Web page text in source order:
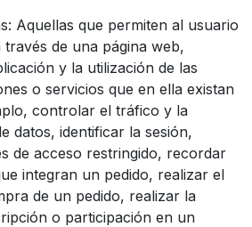
Aquellas que permiten al usuario
través de una página web,
y la utilización de las
o servicios que en ella existan
controlar el tráfico y la
datos, identificar la sesión,
de acceso restringido, recordar
integran un pedido, realizar el
de un pedido, realizar la
o participación en un